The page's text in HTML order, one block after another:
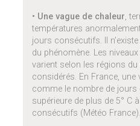
• Une vague de chaleur,
températures
jours consécutifs. Il
du phénomène. Les
varient selon les régions
considérés. En France,
comme le nombre de jours
supérieure de plus de 5° C
consécutifs (Météo France).